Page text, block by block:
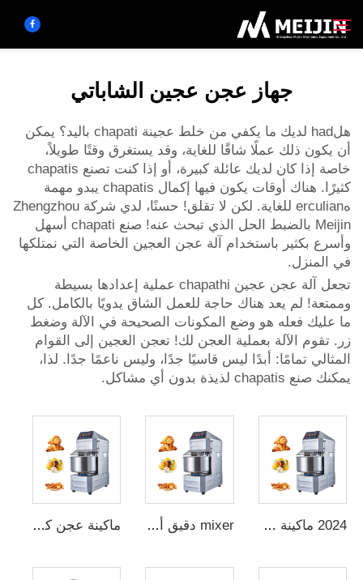
حَل
مركز المنتجات
الخدمات
اتصل بنا
بحث
جهاز عجن عجين الشاباتي
هلhad لديك ما يكفي من خلط عجينة chapati باليد؟ يمكن
أن يكون ذلك عملًا شاقًا للغاية، وقد يستغرق وقتًا طويلاً،
خاصة إذا كان لديك عائلة كبيرة، أو إذا كنت تصنع chapatis
كثيرًا. هناك أوقات يكون فيها إكمال chapatis يبدو مهمة
هerculian للغاية. لكن لا تقلق! حسنًا، لدي شركة Zhengzhou
Meijin بالضبط الحل الذي تبحث عنه! صنع chapati أسهل
وأسرع بكثير باستخدام آلة عجن العجين الخاصة التي نمتلكها
في المنزل.
تجعل آلة عجن عجين chapathi عملية إعدادها بسيطة
وممتعة! لم يعد هناك حاجة للعمل الشاق يدويًا بالكامل. كل
ما عليك فعله هو وضع المكونات الصحيحة في الآلة وضغط
زر. تقوم الآلة بعملية العجن لك! تعجن العجين إلى القوام
المثالي تمامًا: أبدًا ليس قاسيًا جدًا، وليس ناعمًا جدًا. لذا،
يمكنك صنع chapatis لذيذة بدون أي مشاكل.
2024 ماكينة خلط العجين المطبخية تورونتو، ماكينة صنع الخبز التجارية، ماكينة لف العجين من نوع سيغما mixer دقيق أبيض آلة عجين تشباتي آلة عجن تشكيل ماكينة عجن كهربائية أوتوماتيكية ذات مقابض خشبية لخلط الدقيق وصنع العجين